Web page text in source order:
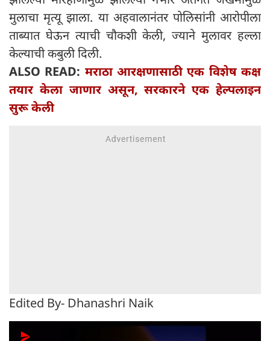
मुलाचा मृत्यू झाला. या अहवालानंतर पोलिसांनी आरोपीला
ताब्यात घेऊन त्याची चौकशी केली, ज्याने मुलावर हल्ला
केल्याची कबुली दिली.
ALSO READ: मराठा आरक्षणासाठी एक विशेष कक्ष
तयार केला जाणार असून, सरकारने एक हेल्पलाइन
सुरू केली
Edited By- Dhanashri Naik